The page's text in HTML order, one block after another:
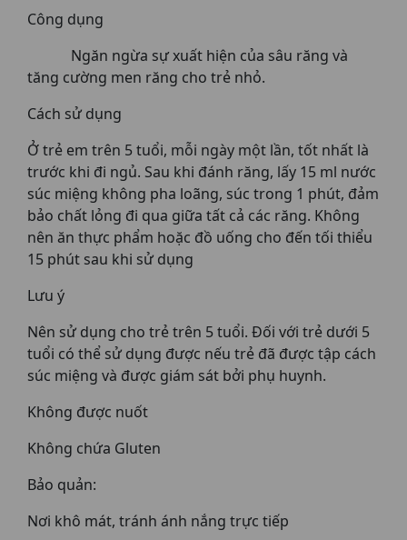
Công dụng
Ngăn ngừa sự xuất hiện của sâu răng và
tăng cường men răng cho trẻ nhỏ.
Cách sử dụng
Ở trẻ em trên 5 tuổi, mỗi ngày một lần, tốt nhất là
trước khi đi ngủ. Sau khi đánh răng, lấy 15 ml nước
súc miệng không pha loãng, súc trong 1 phút, đảm
bảo chất lỏng đi qua giữa tất cả các răng. Không
nên ăn thực phẩm hoặc đồ uống cho đến tối thiểu
15 phút sau khi sử dụng
Lưu ý
Nên sử dụng cho trẻ trên 5 tuổi. Đối với trẻ dưới 5
tuổi có thể sử dụng được nếu trẻ đã được tập cách
súc miệng và được giám sát bởi phụ huynh.
Không được nuốt
Không chứa Gluten
Bảo quản:
Nơi khô mát, tránh ánh nắng trực tiếp